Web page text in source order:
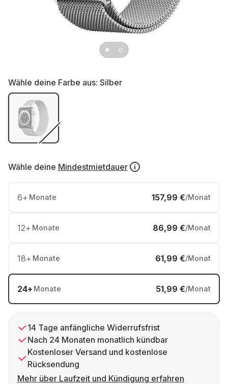
Wähle deine Farbe aus: Silber
Wähle deine Mindestmietdauer
6+ Monate 157,99 €/Monat
12+ Monate 86,99 €/Monat
18+ Monate 61,99 €/Monat
24+ Monate 51,99 €/Monat
14 Tage anfängliche Widerrufsfrist
Nach 24 Monaten monatlich kündbar
Kostenloser Versand und kostenlose
Rücksendung
Mehr über Laufzeit und Kündigung erfahren